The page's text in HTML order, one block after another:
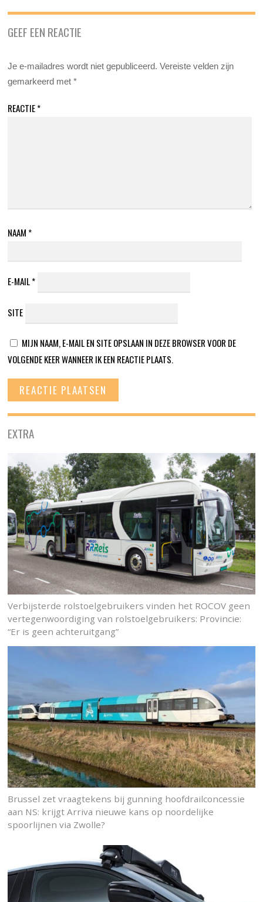
GEEF EEN REACTIE
Je e-mailadres wordt niet gepubliceerd. Vereiste velden zijn
gemarkeerd met*
REACTIE*
NAAM *
E-MAIL*
SITE
MIJN NAAM, E-MAIL EN SITE OPSLAAN IN DEZE BROWSER VOOR DE
VOLGENDE KEER WANNEER IK EEN REACTIE PLAATS.
EXTRA
Verbijsterde rolstoelgebruikers vinden het ROCOV geen
vertegenwoordiging van rolstoelgebruikers: Provincie:
“Er is geen achteruitgang”
Brussel zet vraagtekens bij gunning hoofdrailconcessie
aan NS: krijgt Arriva nieuwe kans op noordelijke
spoorlijnen via Zwolle?